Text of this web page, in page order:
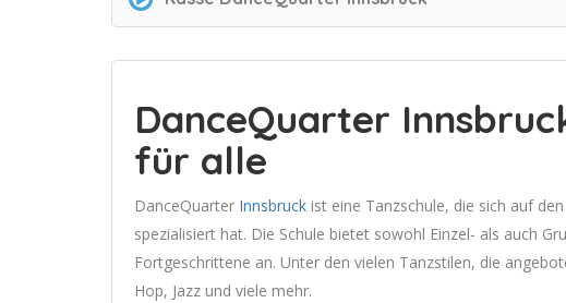
DanceQuarter
für alle
DanceQuarter Innsbruck ist eine Tanzschule, die sich auf
spezialisiert hat. Die Schule bietet sowohl Einzel- als auch
Fortgeschrittene an. Unter den vielen Tanzstilen, die
Hop, Jazz und viele mehr.